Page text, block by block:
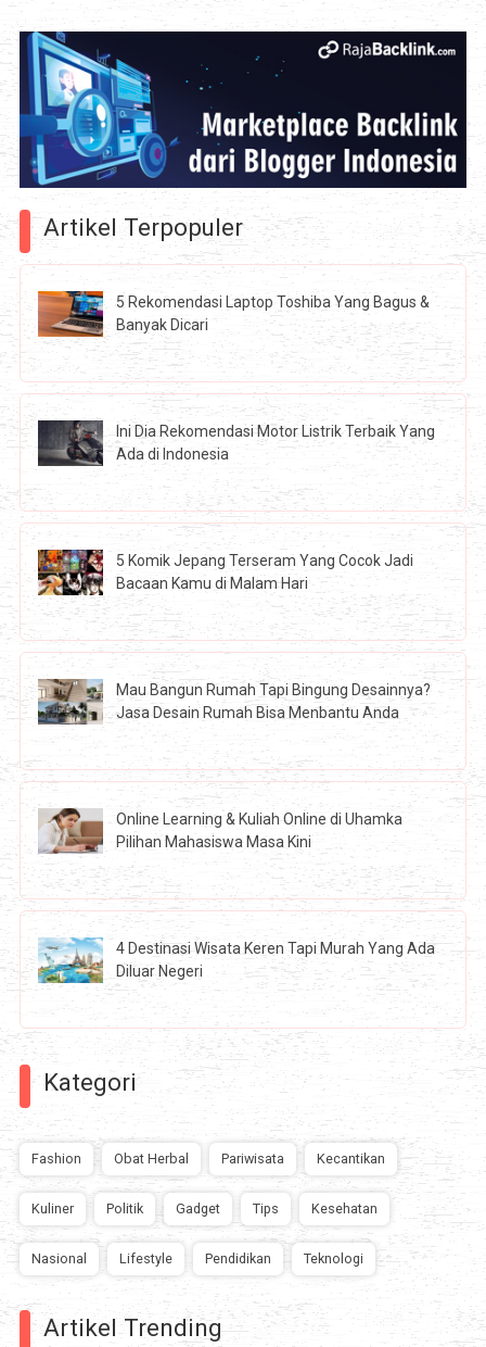
Artikel Terpopuler
5 Rekomendasi Laptop Toshiba Yang Bagus &
Banyak Dicari
Ini Dia Rekomendasi Motor Listrik Terbaik Yang
Ada di Indonesia
5 Komik Jepang Terseram Yang Cocok Jadi
Bacaan Kamu di Malam Hari
Mau Bangun Rumah Tapi Bingung Desainnya?
Jasa Desain Rumah Bisa Menbantu Anda
Online Learning & Kuliah Online di Uhamka
Pilihan Mahasiswa Masa Kini
4 Destinasi Wisata Keren Tapi Murah Yang Ada
Diluar Negeri
Kategori
Fashion Obat Herbal Pariwisata Kecantikan
Kuliner Politik Gadget Tips Kesehatan
Nasional Lifestyle Pendidikan Teknologi
Artikel Trending